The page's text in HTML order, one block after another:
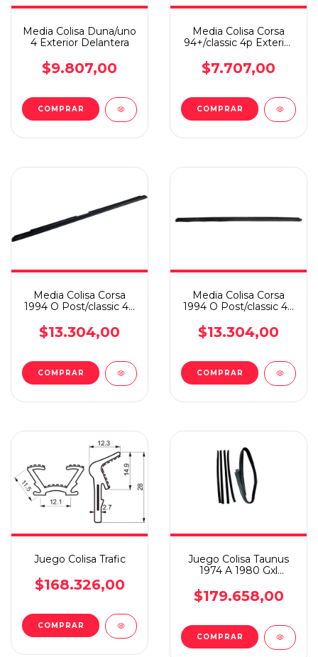
Media Colisa Duna/uno
4 Exterior Delantera
$9.807,00
Media Colisa Corsa
94+/classic 4p Exterior
$7.707,00
Media Colisa Corsa
1994 O Post/classic 4p
$13.304,00
Media Colisa Corsa
1994 O Post/classic 4p
$13.304,00
Juego Colisa Trafic
$168.326,00
Juego Colisa Taunus
1974 A 1980 Gxl
$179.658,00